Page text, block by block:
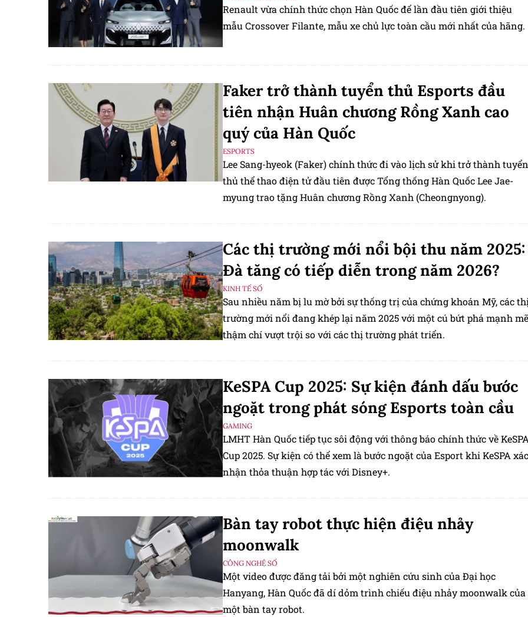
Renault vừa chính thức chọn Hàn Quốc để lần đầu tiên giới thiệu
mẫu Crossover Filante, mẫu xe chủ lực toàn cầu mới nhất của hãng.
Faker trở thành tuyển thủ Esports đầu
tiên nhận Huân chương Rồng Xanh cao
quý của Hàn Quốc
ESPORTS
Lee Sang-hyeok (Faker) chính thức đi vào lịch sử khi trở thành tuyển
thủ thể thao điện tử đầu tiên được Tổng thống Hàn Quốc Lee Jae-
myung trao tặng Huân chương Rồng Xanh (Cheongnyong).
Các thị trường mới nổi bội thu năm 2025:
Đà tăng có tiếp diễn trong năm 2026?
KINH TẾ SỐ
Sau nhiều năm bị lu mờ bởi sự thống trị của chứng khoán Mỹ, các thị
trường mới nổi đang khép lại năm 2025 với một cú bứt phá mạnh
thậm chí vượt trội so với các thị trường phát triển.
KeSPA Cup 2025: Sự kiện đánh dấu bước
ngoặt trong phát sóng Esports toàn cầu
GAMING
LMHT Hàn Quốc tiếp tục sôi động với thông báo chính thức về KeSPA
Cup 2025. Sự kiện có thể xem là bước ngoặt của Esport khi KeSPA xác
nhận thỏa thuận hợp tác với Disney+.
Bàn tay robot thực hiện điệu nhảy
moonwalk
CÔNG NGHỆ SỐ
Một video được đăng tải bởi một nghiên cứu sinh của Đại học
Hanyang, Hàn Quốc đã dí dỏm trình chiếu điệu nhảy moonwalk của
một bàn tay robot.